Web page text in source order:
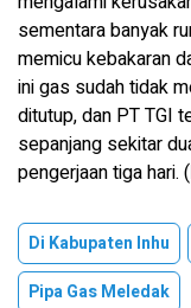
sementara banyak
memicu kebakaran
ini gas sudah tidak
ditutup, dan PT TGI
sepanjang sekitar
pengerjaan tiga hari. (
Di Kabupaten Inhu
Pipa Gas Meledak